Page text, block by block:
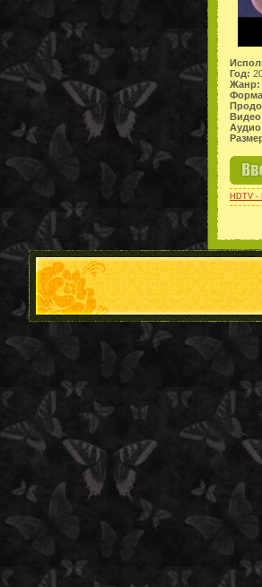
Год:
Жанр:
HDTV -